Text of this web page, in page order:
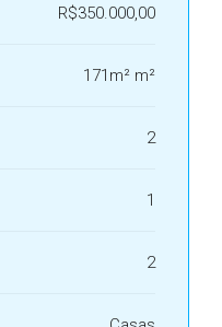
R$350.000,00
171m² m²
2
1
2